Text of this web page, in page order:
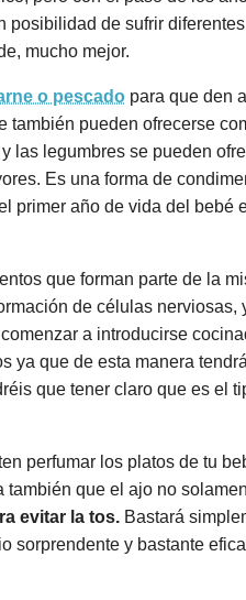
de sufrir
mucho mejor.
o pescado para que den
pueden ofrecerse
las legumbres se pueden
Es una forma de
primer año de vida del bebé
que forman parte de la
de células nerviosas,
a introducirse
que de esta manera
que tener claro que es el
perfumar los platos de tu
que el ajo no
evitar la tos. Bastará
sorprendente y bastante